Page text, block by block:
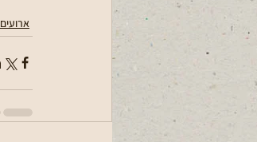
ארועים